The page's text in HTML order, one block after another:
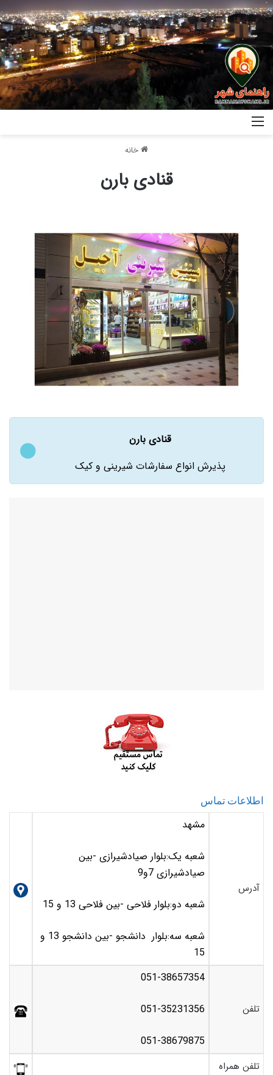
خانه
قنادی بارن
قنادی بارن
پذیرش انواع سفارشات شیرینی و کیک
اطلاعات تماس
آدرس
مشهد
شعبه یک:بلوار صیادشیرازی -بین
صیادشیرازی 7و9
شعبه دو:بلوار فلاحی -بین فلاحی 13 و 15
شعبه سه:بلوار دانشجو -بین دانشجو 13 و
15
تلفن
051-38657354
051-35231356
051-38679875
تلفن همراه